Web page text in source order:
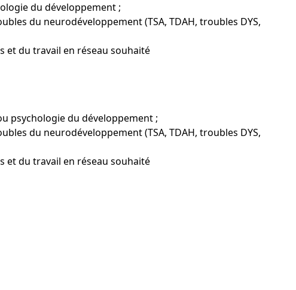
du développement ;
du neurodéveloppement (TSA, TDAH, troubles DYS,
et du travail en réseau souhaité
psychologie du développement ;
du neurodéveloppement (TSA, TDAH, troubles DYS,
et du travail en réseau souhaité